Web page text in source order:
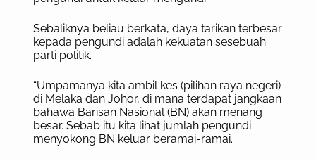
Sebaliknya beliau berkata, daya tarikan terbesar
kepada pengundi adalah kekuatan sesebuah
parti politik.
“Umpamanya kita ambil kes (pilihan raya negeri)
di Melaka dan Johor, di mana terdapat jangkaan
bahawa Barisan Nasional (BN) akan menang
besar. Sebab itu kita lihat jumlah pengundi
menyokong BN keluar beramai-ramai.